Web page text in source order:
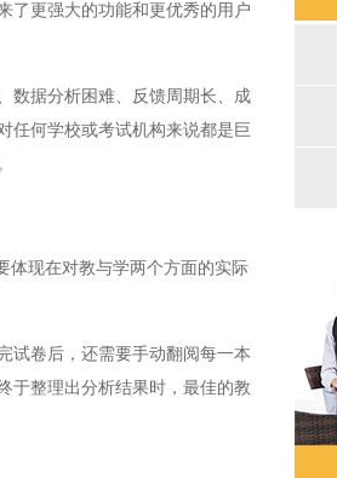
更强大的功能和更优秀的用户
据分析困难、反馈周期长、成
任何学校或考试机构来说都是巨
现在对教与学两个方面的实际
卷后，还需要手动翻阅每一本
于整理出分析结果时，最佳的教